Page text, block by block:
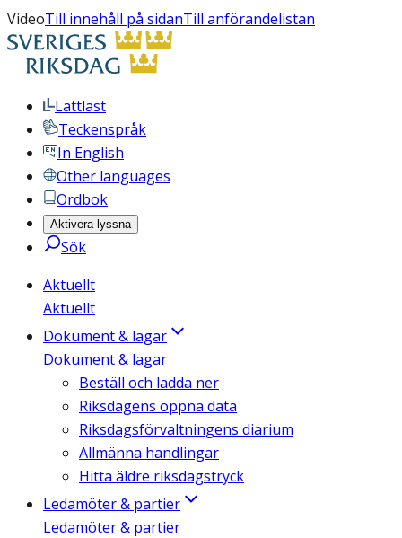
VideoTill innehåll på sidanTill anförandelistan
Lättläst
Teckenspråk
In English
Other languages
Ordbok
Aktivera lyssna
Sök
Aktuellt
Aktuellt
Dokument & lagar
Dokument & lagar
Beställ och ladda ner
Riksdagens öppna data
Riksdagsförvaltningens diarium
Allmänna handlingar
Hitta äldre riksdagstryck
Ledamöter & partier
Ledamöter & partier